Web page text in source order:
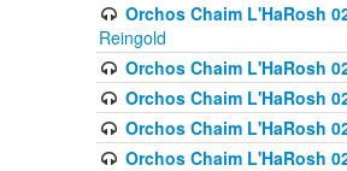
Orchos Chaim L'HaRosh
Reingold
Orchos Chaim L'HaRosh
Orchos Chaim L'HaRosh
Orchos Chaim L'HaRosh
Orchos Chaim L'HaRosh